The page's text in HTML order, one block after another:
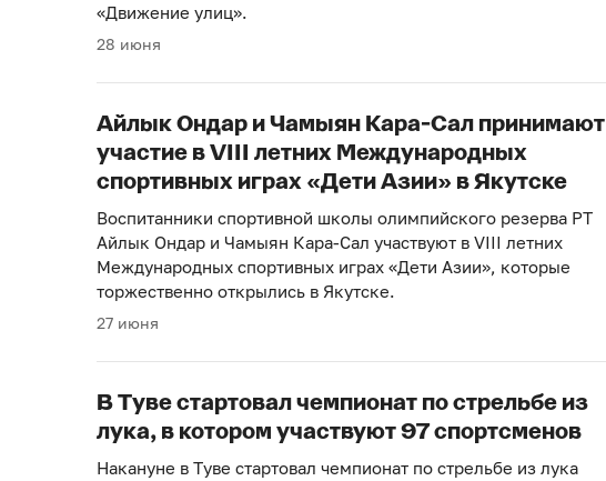
«Движение улиц».
28 июня
Айлык Ондар и Чамыян Кара-Сал принимают
участие в VIII летних Международных
спортивных играх «Дети Азии» в Якутске
Воспитанники спортивной школы олимпийского резерва РТ
Айлык Ондар и Чамыян Кара-Сал участвуют в VIII летних
Международных спортивных играх «Дети Азии», которые
торжественно открылись в Якутске.
27 июня
В Туве стартовал чемпионат по стрельбе из
лука, в котором участвуют 97 спортсменов
Накануне в Туве стартовал чемпионат по стрельбе из лука